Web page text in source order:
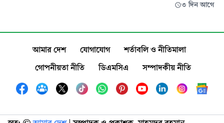
৩ দিন আগে
আমার দেশ যোগাযোগ
শর্তাবলি ও নীতিমালা
গোপনীয়তা নীতি
ডিএমসিএ সম্পাদকীয় নীতি